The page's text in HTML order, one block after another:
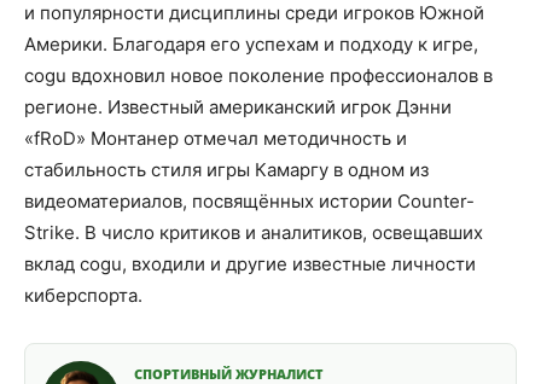
и популярности дисциплины среди игроков Южной
Америки. Благодаря его успехам и подходу к игре,
cogu вдохновил новое поколение профессионалов в
регионе. Известный американский игрок Дэнни
«fRoD» Монтанер отмечал методичность и
стабильность стиля игры Камаргу в одном из
видеоматериалов, посвящённых истории Counter-
Strike. В число критиков и аналитиков, освещавших
вклад cogu, входили и другие известные личности
киберспорта.
СПОРТИВНЫЙ ЖУРНАЛИСТ